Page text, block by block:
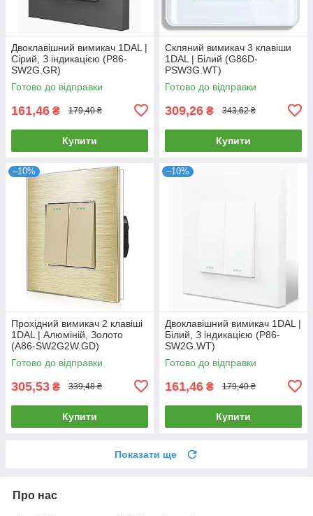
Двоклавішний вимикач 1DAL |
Сірий, З індикацією (P86-
SW2G.GR)
Готово до відправки
161,46 ₴ 179,40 ₴
Купити
Скляний вимикач 3 клавіши
1DAL | Білий (G86D-
PSW3G.WT)
Готово до відправки
309,26 ₴ 343,62 ₴
Купити
–10%
Прохідний вимикач 2 клавіші
1DAL | Алюміній, Золото
(A86-SW2G2W.GD)
Готово до відправки
305,53 ₴ 339,48 ₴
Купити
–10%
Двоклавішний вимикач 1DAL |
Білий, З індикацією (P86-
SW2G.WT)
Готово до відправки
161,46 ₴ 179,40 ₴
Купити
Показати ще
Про нас